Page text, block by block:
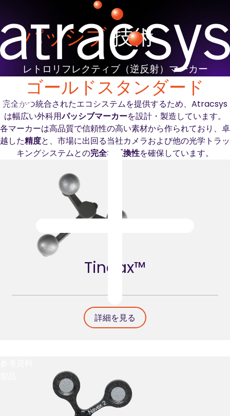
会社概要
パッシブ技術
レトロリフレクティブ（逆反射）マーカー
ゴールドスタンダード
完全かつ統合されたエコシステムを提供するため、Atracsys
は幅広い外科用パッシブマーカーを設計・製造しています。
各マーカーは高品質で信頼性の高い素材から作られており、卓
越した精度と、市場に出回る当社カメラおよび他の光学トラッ
キングシステムとの完全な互換性を確保しています。
Tindax™
詳細を見る